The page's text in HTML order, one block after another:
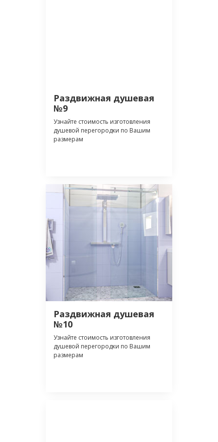
Раздвижная душевая
№9
Узнайте стоимость изготовления
душевой перегородки по Вашим
размерам
Раздвижная душевая
№10
Узнайте стоимость изготовления
душевой перегородки по Вашим
размерам